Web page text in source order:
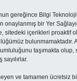
gereğince Bilgi
onaylanmış bir Yer
sitedeki içerikleri proaktif
bulunmamaktadır.
taşımakta
ve tamamen ücretsiz